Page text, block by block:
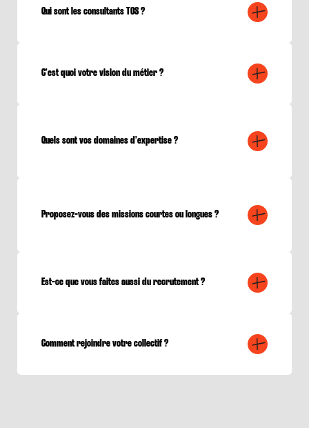
Qui sont les consultants TOS ?
C’est quoi votre vision du métier ?
Quels sont vos domaines d’expertise ?
Proposez-vous des missions courtes ou longues ?
Est-ce que vous faites aussi du recrutement ?
Comment rejoindre votre collectif ?